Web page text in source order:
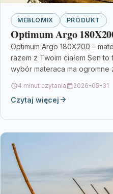
MEBLOMIX PRODUKT
Optimum Argo
Optimum Argo 180X200 –
razem z Twoim ciałem Sen
wybór materaca ma
4 minut czytania 2026-05-31
Czytaj więcej